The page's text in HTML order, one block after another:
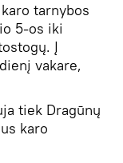
tarnybos
5-os iki
Į
vakare,
tiek Dragūnų
karo